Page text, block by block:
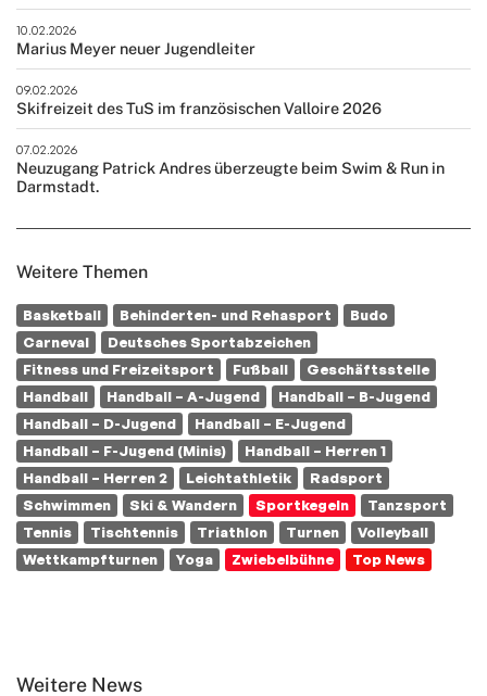
10.02.2026
Marius Meyer neuer Jugendleiter
09.02.2026
Skifreizeit des TuS im französischen Valloire 2026
07.02.2026
Neuzugang Patrick Andres überzeugte beim Swim & Run in
Darmstadt.
Weitere Themen
Basketball Behinderten- und Rehasport
Budo
Carneval
Deutsches Sportabzeichen
Fitness und Freizeitsport
Fußball
Geschäftsstelle
Handball
Handball – A-Jugend
Handball – B-Jugend
Handball – D-Jugend
Handball – E-Jugend
Handball – F-Jugend (Minis)
Handball – Herren 1
Handball – Herren 2
Leichtathletik
Radsport
Schwimmen
Ski & Wandern Sportkegeln
Tanzsport
Tennis
Tischtennis Triathlon Turnen
Volleyball
Wettkampfturnen
Yoga Zwiebelbühne Top News
Weitere News